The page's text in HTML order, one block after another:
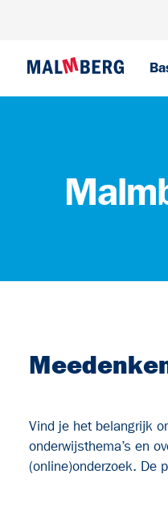
Vind je het belangrijk
onderwijsthema’s en
(online)onderzoek. De